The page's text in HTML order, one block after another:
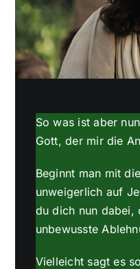
So was ist aber
Gott, der mir die
Beginnt man mit
unweigerlich auf
du dich nun dabei,
unbewusste
Vielleicht sagt es